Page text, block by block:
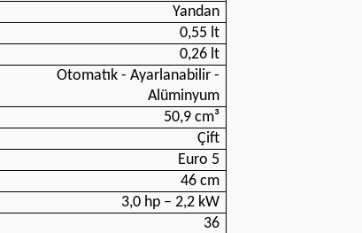
Yandan
0,55 lt
0,26 lt
Otomatık - Ayarlanabilir -
Alüminyum
50,9 cm³
Çift
Euro 5
46 cm
3,0 hp – 2,2 kW
36